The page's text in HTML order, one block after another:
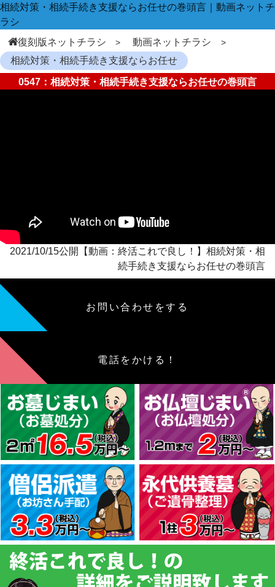
相続対策・相続手続き支援ならお任せの巻頭言｜動画ネットチ
ラシ
復刻版ネットチラシ
動画ネットチラシ
相続対策・相続手続き支援ならお任せ
0547：相続対策・相続手続き支援ならお任せの巻頭言
2021/10/15公開【動画：終活これで良し！】相続対策・相
続手続き支援ならお任せの巻頭言
お問い合わせをする
電話をかける！